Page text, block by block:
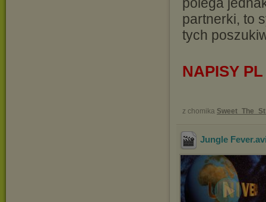
partnerki, to
tych
NAPISY PL
z chomika
Jungle Fever